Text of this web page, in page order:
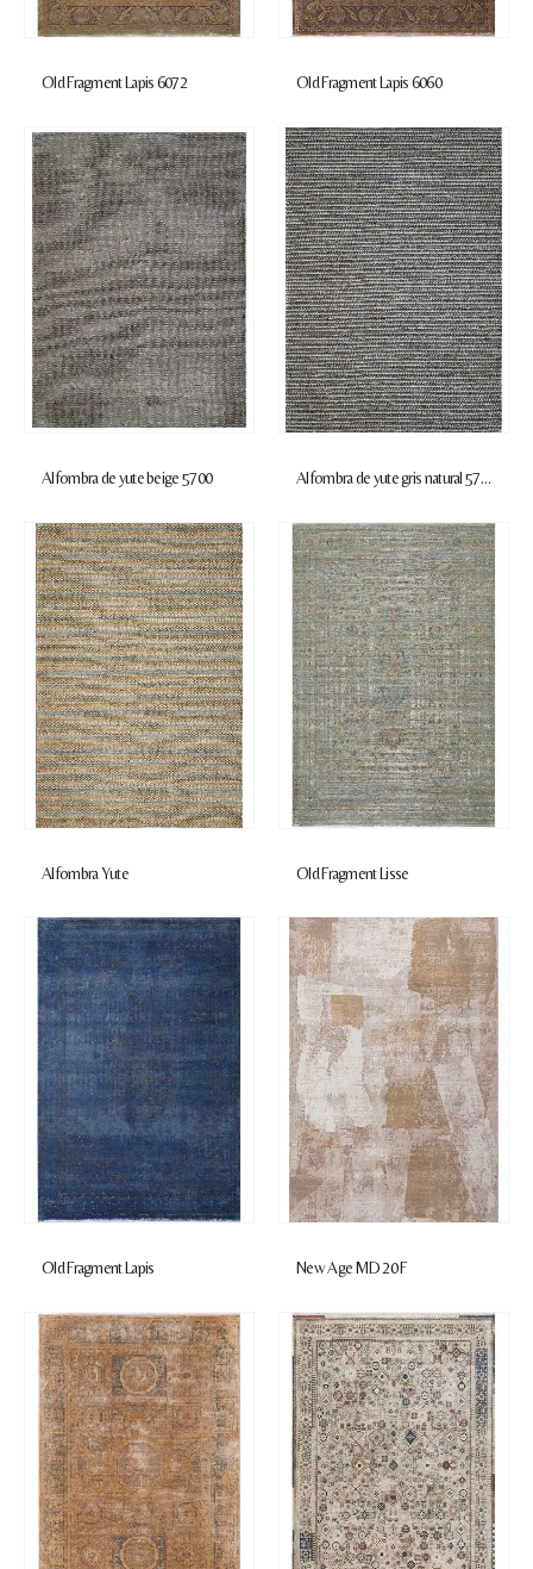
Old Fragment Lapis 6072 Old Fragment Lapis 6060
Alfombra de yute beige 5700 Alfombra de yute gris natural 5760
Alfombra Yute Old Fragment Lisse
Old Fragment Lapis New Age MD 20 F